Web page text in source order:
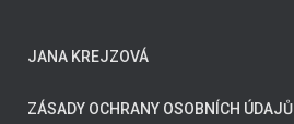
JANA KREJZOVÁ
ZÁSADY OCHRANY OSOBNÍCH ÚDAJŮ